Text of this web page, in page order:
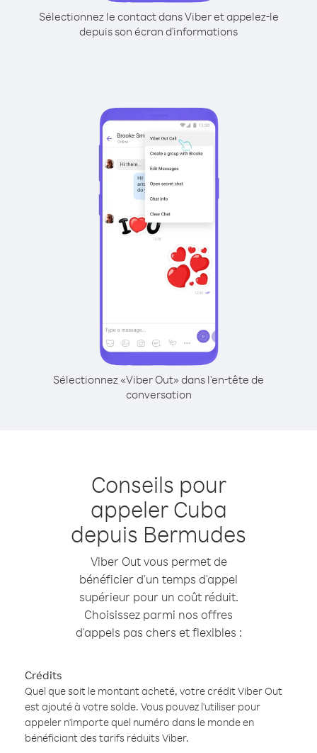
Sélectionnez le contact dans Viber et appelez-le
depuis son écran d'informations
Sélectionnez «Viber Out» dans l'en-tête de
conversation
Conseils pour
appeler Cuba
depuis Bermudes
Viber Out vous permet de
bénéficier d'un temps d'appel
supérieur pour un coût réduit.
Choisissez parmi nos offres
d'appels pas chers et flexibles :
Crédits
Quel que soit le montant acheté, votre crédit Viber Out
est ajouté à votre solde. Vous pouvez l'utiliser pour
appeler n'importe quel numéro dans le monde en
bénéficiant des tarifs réduits Viber.